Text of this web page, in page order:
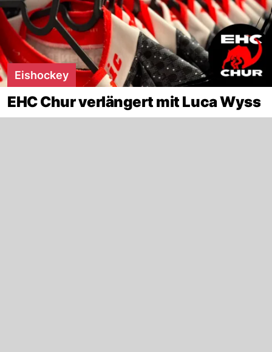
Eishockey
EHC Chur verlängert mit Luca Wyss